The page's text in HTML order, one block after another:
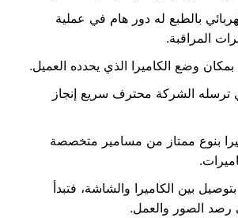
بالطبع له دور هام في عملية
المراقبة.
بمكان وضع الكاميرا الذي يحدده العميل.
ترسله الشركة محترف سريع إنجاز
بنوع ممتاز من مسامير متخصصة
بين الكاميرا والشاشة، فتبدأ
رصد الصور والعمل.